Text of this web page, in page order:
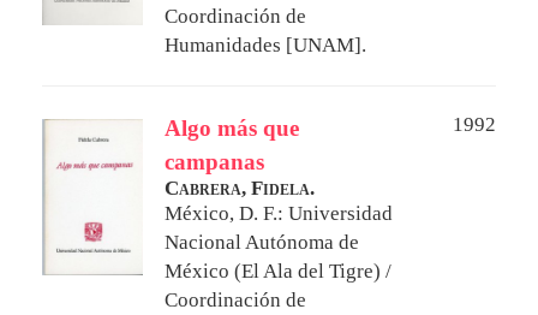
Coordinación de
Humanidades [UNAM].
Algo más que
campanas
1992
Cabrera, Fidela.
México, D. F.: Universidad
Nacional Autónoma de
México (El Ala del Tigre) /
Coordinación de